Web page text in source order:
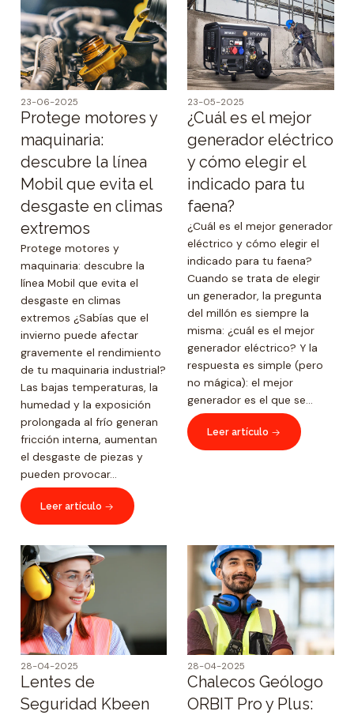
23-06-2025
Protege motores y
maquinaria:
descubre la línea
Mobil que evita el
desgaste en climas
extremos
Protege motores y
maquinaria: descubre la
línea Mobil que evita el
desgaste en climas
extremos ¿Sabías que el
invierno puede afectar
gravemente el rendimiento
de tu maquinaria industrial?
Las bajas temperaturas, la
humedad y la exposición
prolongada al frío generan
fricción interna, aumentan
el desgaste de piezas y
pueden provocar...
Leer artículo
23-05-2025
¿Cuál es el mejor
generador eléctrico
y cómo elegir el
indicado para tu
faena?
¿Cuál es el mejor generador
eléctrico y cómo elegir el
indicado para tu faena?
Cuando se trata de elegir
un generador, la pregunta
del millón es siempre la
misma: ¿cuál es el mejor
generador eléctrico? Y la
respuesta es simple (pero
no mágica): el mejor
generador es el que se...
Leer artículo
28-04-2025
Lentes de
Seguridad Kbeen
28-04-2025
Chalecos Geólogo
ORBIT Pro y Plus: